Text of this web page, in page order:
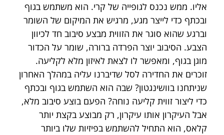
אליו. ממש נכנס לגופייה של קרי. הוא משתמש בגוף
ובכתף כדי לייצר מגע, מרגיש את המיקום של השומר
וברגע שהוא סוגר את הזווית מבצע סיבוב חד לכיוון
הצבע. הסיבוב יוצר הפרדה ברורה, שומר על הכדור
מוגן בגוף, ומאפשר לו לצאת לאיזון מלא לקליעה.
זוכרים את החדירה לסל שדיברנו עליה במהלך האחרון
שניתחנו בוושינגטון? שבה הוא השתמש בגוף ובכתף
כדי ליצור זווית קליעה נוחה? הפעם בוצע סיבוב מלא,
אבל העיקרון אותו עיקרון, רק מבוצע בקצת יותר
קלאס, הוא התחיל להשתמש בפיזיות שלו ביותר